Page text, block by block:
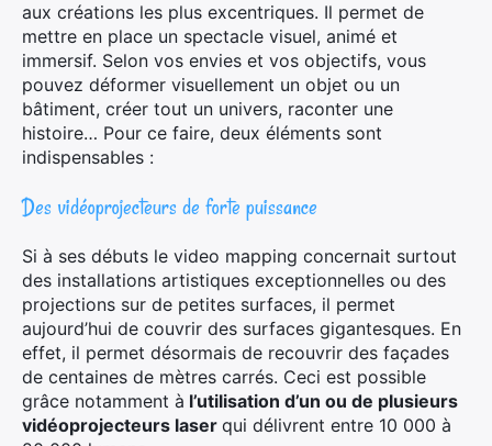
aux créations les plus excentriques. Il permet de
mettre en place un spectacle visuel, animé et
immersif. Selon vos envies et vos objectifs, vous
pouvez déformer visuellement un objet ou un
bâtiment, créer tout un univers, raconter une
histoire… Pour ce faire, deux éléments sont
indispensables :
Des vidéoprojecteurs de forte puissance
Si à ses débuts le video mapping concernait surtout
des installations artistiques exceptionnelles ou des
projections sur de petites surfaces, il permet
aujourd’hui de couvrir des surfaces gigantesques. En
effet, il permet désormais de recouvrir des façades
de centaines de mètres carrés. Ceci est possible
grâce notamment à l’utilisation d’un ou de plusieurs
vidéoprojecteurs laser qui délivrent entre 10 000 à